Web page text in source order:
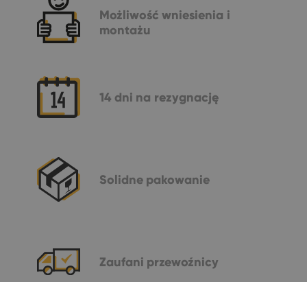
Możliwość wniesienia i
montażu
14 dni na rezygnację
Solidne pakowanie
Zaufani przewoźnicy